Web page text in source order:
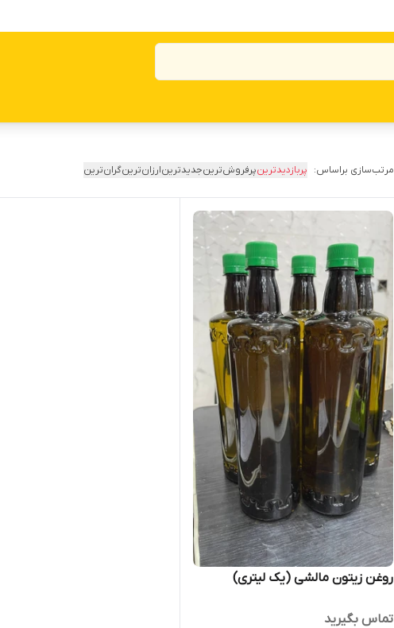
مرتب‌سازی براساس: پربازدیدترینپرفروش‌ترینجدیدترینارزان‌ترینگران‌ترین
روغن زیتون مالشی (یک لیتری)
تماس بگیرید